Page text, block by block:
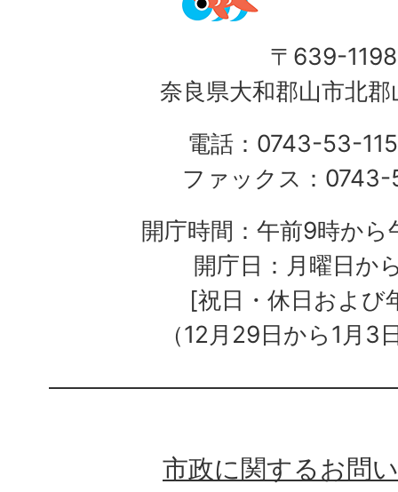
〒639-1198
奈良県大和郡山市北
電話：0743-53-
ファックス：
開庁時間：午前9時か
開庁日：月曜日か
[祝日・休日および
（12月29日から1月3
市政に関するお問